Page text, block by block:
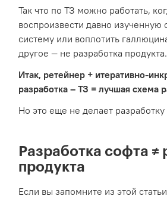
Так что по ТЗ можно работать,
воспроизвести давно изученную
систему или воплотить
другое — не разработка продукта.
Итак, ретейнер + итеративно-
разработка – ТЗ = лучшая схема
Но это еще не делает
Разработка софта ≠
продукта
Если вы запомните из этой